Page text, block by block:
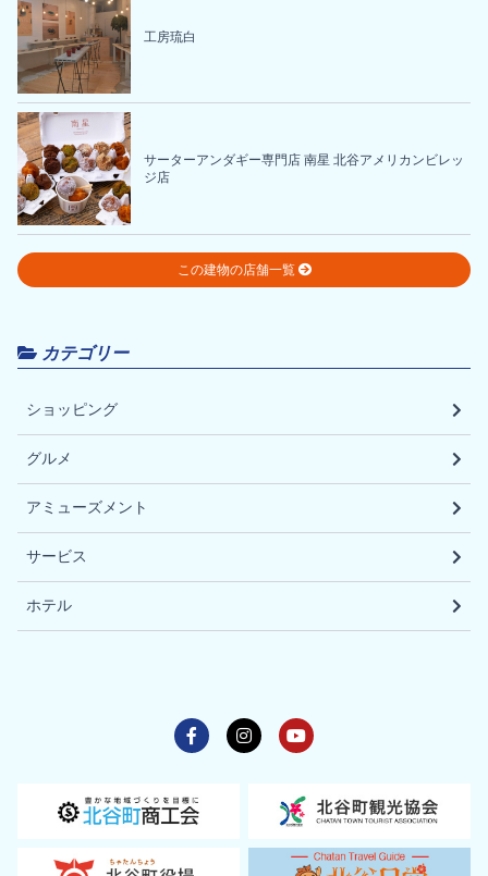
工房琉白
サーターアンダギー専門店 南星 北谷アメリカンビレッ
ジ店
この建物の店舗一覧
カテゴリー
ショッピング
グルメ
アミューズメント
サービス
ホテル